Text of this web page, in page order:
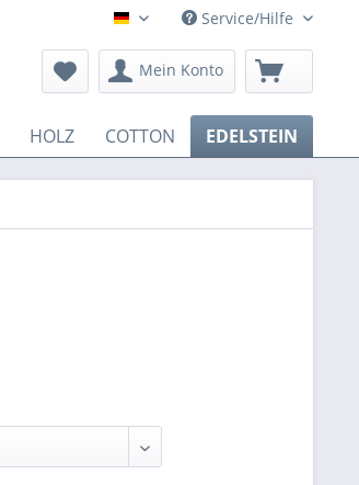
Deutsch Service/Hilfe
Mein Konto
HOLZ COTTON EDELSTEIN